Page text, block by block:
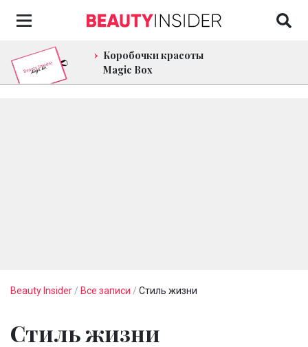
Коробочки красоты
Magic Box
Beauty Insider / Все записи / Стиль жизни
Стиль жизни